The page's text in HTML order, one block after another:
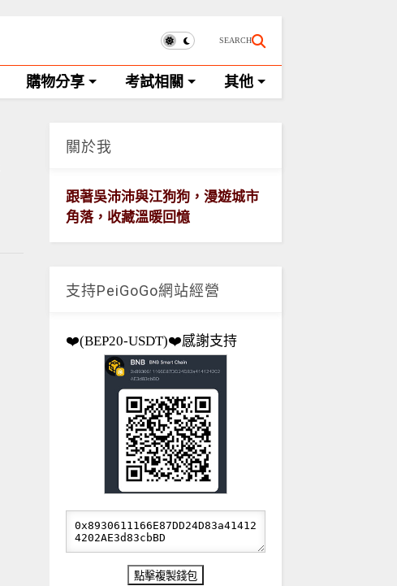
SEARCH
購物分享 考試相關 其他
關於我
跟著吳沛沛與江狗狗，漫遊城市
角落，收藏溫暖回憶
支持PeiGoGo網站經營
❤️(BEP20-USDT)❤️感謝支持